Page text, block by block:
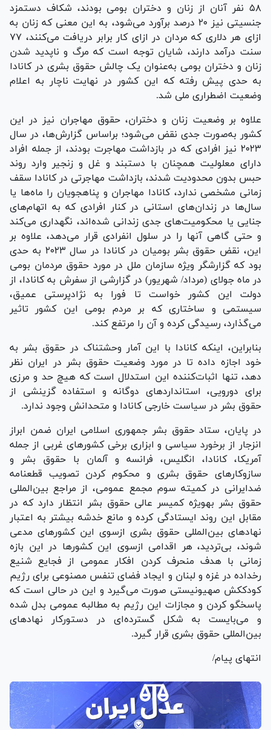
۵۸ نفر آنان از زنان و دختران بومی بودند، شکاف دستمزد
جنسیتی نیز ۲۰ درصد برآورد می‌شود، به این معنی که زنان به
ازای هر دلاری که مردان در ازای کار برابر دریافت می‌کنند، ۷۷
سنت درآمد دارند، شایان توجه است که مرگ و ناپدید شدن
زنان و دختران بومی به‌عنوان یک چالش حقوق بشری در کانادا
به حدی پیش رفته که این کشور در نهایت ناچار به اعلام
وضعیت اضطراری ملی شد.
علاوه بر وضعیت زنان و دختران، حقوق مهاجران نیز در این
کشور به‌صورت جدی نقض می‌شود؛ براساس گزارش‌ها، در سال
۲۰۲۳ نیز افرادی که در بازداشت مهاجرت بودند، از جمله افراد
دارای معلولیت همچنان با دستبند و غل و زنجیر وارد روند
حبس بدون محدودیت شدند، بازداشت مهاجرتی در کانادا سقف
زمانی مشخصی ندارد، کانادا مهاجران و پناهجویان را ماه‌ها یا
سال‌ها در زندان‌های استانی در کنار افرادی که به اتهام‌های
جنایی یا محکومیت‌های جدی زندانی شده‌اند، نگهداری می‌کند
و حتی گاهی آنها را در سلول انفرادی قرار می‌دهد، علاوه بر
این، نقض حقوق بشر بومیان در کانادا در سال ۲۰۲۳ به حدی
بود که گزارشگر ویژه سازمان ملل در مورد حقوق مردمان بومی
در ماه جولای (مرداد/ شهریور) در گزارشی از سفرش به کانادا، از
دولت این کشور خواست تا فورا به نژادپرستی عمیق،
سیستمی و ساختاری که بر مردم بومی این کشور تاثیر
می‌گذارد، رسیدگی کرده و آن را مرتفع کند.
بنابراین، اینکه کانادا با این آمار وحشتناک در حقوق بشر به
خود اجازه داده تا در مورد وضعیت حقوق بشر در ایران نظر
دهد، تنها اثبات‌‎کننده این استدلال است که هیچ حد و مرزی
برای دورویی، استاندارد‌های دوگانه و استفاده گزینشی از
حقوق بشر در سیاست خارجی کانادا و متحدانش وجود ندارد.
در پایان، ستاد حقوق بشر جمهوری اسلامی ایران ضمن ابراز
انزجار از برخورد سیاسی و ابزاری برخی کشور‌های غربی از جمله
آمریکا، کانادا، انگلیس، فرانسه و آلمان با حقوق بشر و
سازوکار‌های حقوق بشری و محکوم کردن تصویب قطعنامه
ضدایرانی در کمیته سوم مجمع عمومی، از مراجع بین‌المللی
حقوق بشر به‎ویژه کمیسر عالی حقوق بشر انتظار دارد که در
مقابل این روند ایستادگی کرده و مانع خدشه بیشتر به اعتبار
نهاد‌های بین‌المللی حقوق بشری ازسوی این کشور‌های مدعی
شوند، بی‌تردید، هر اقدامی ازسوی این کشور‌ها در این بازه
زمانی با هدف منحرف کردن افکار عمومی از فجایع شنیع
رخ‎داده در غزه و لبنان و ایجاد فضای تنفس مصنوعی برای رژیم
کودک‎کش صهیونیستی صورت می‌گیرد و این در حالی است که
پاسخگو کردن و مجازات این رژیم به مطالبه عمومی بدل شده
و می‌بایست به شکل گسترده‌ای در دستورکار نهاد‌های
بین‌المللی حقوق بشری قرار گیرد.
انتهای پیام/